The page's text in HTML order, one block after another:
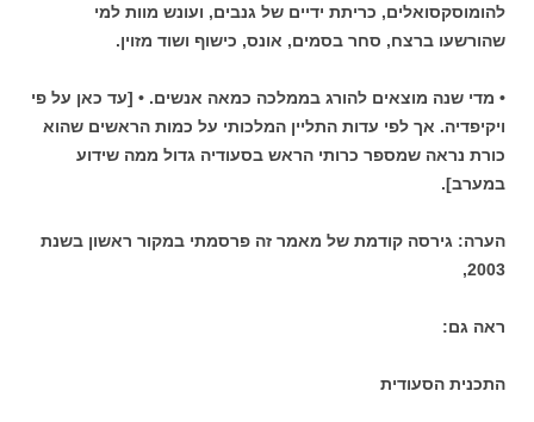
להומוסקסואלים, כריתת ידיים של גנבים, ועונש מוות למי
שהורשעו ברצח, סחר בסמים, אונס, כישוף ושוד מזוין.
• מדי שנה מוצאים להורג בממלכה כמאה אנשים. • [עד כאן על פי
ויקיפדיה. אך לפי עדות התליין המלכותי על כמות הראשים שהוא
כורת נראה שמספר כרותי הראש בסעודיה גדול ממה שידוע
במערב].
הערה: גירסה קודמת של מאמר זה פרסמתי במקור ראשון בשנת
2003,
ראה גם:
התכנית הסעודית